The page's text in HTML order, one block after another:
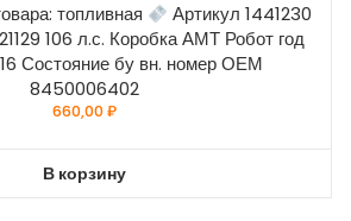
топливная
Артикул 1441230
106 л.с. Коробка АМТ Робот год
Состояние бу вн. номер ОЕМ
8450006402
660,00₽
В корзину